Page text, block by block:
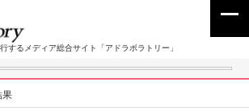
するメディア総合サイト「アドラボラトリー」
果